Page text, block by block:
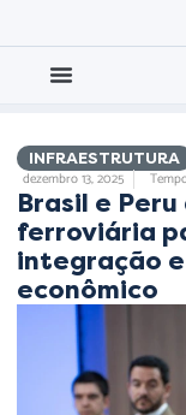
INFRAESTRUTURA
dezembro 13, 2025
Brasil e
ferroviária
integração
econômico